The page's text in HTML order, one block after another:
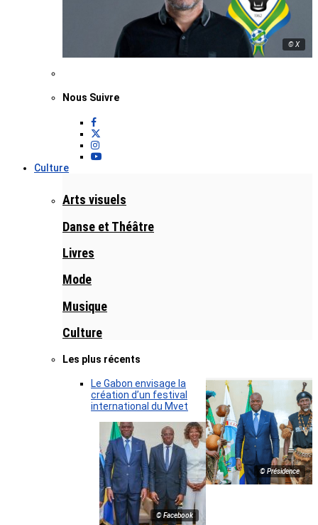
© X
Nous Suivre
Culture
Arts visuels
Danse et Théâtre
Livres
Mode
Musique
Culture
Les plus récents
© Présidence
Le Gabon envisage la
création d’un festival
international du Mvet
© Facebook